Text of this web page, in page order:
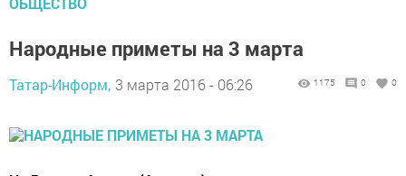
Народные приметы на 3 марта
Татар-Информ, 3 марта 2016 - 06:26 1175 0 0